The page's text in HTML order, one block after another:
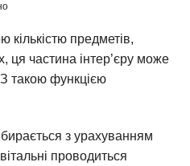
кількістю предметів,
частина інтер’єру може
такою функцією
з урахуванням
проводиться